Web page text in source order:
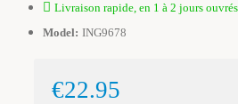
Livraison rapide, en 1 à 2 jours ouvrés
Model: ING9678
€22.95